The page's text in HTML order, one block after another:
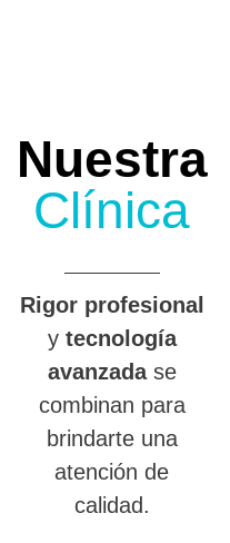
Nuestra
Clínica
Rigor profesional
y tecnología
avanzadase
combinan para
brindarte una
atención de
calidad.